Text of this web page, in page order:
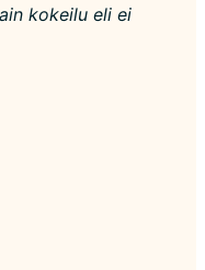
kokeilu eli ei